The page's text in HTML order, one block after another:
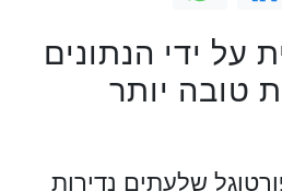
על ידי הנתונים
טובה יותר
שלעתים נדירות